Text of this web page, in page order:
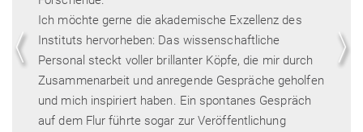
Ich möchte gerne die akademische Exzellenz des
Instituts hervorheben: Das wissenschaftliche
Personal steckt voller brillanter Köpfe, die mir durch
Zusammenarbeit und anregende Gespräche geholfen
und mich inspiriert haben. Ein spontanes Gespräch
auf dem Flur führte sogar zur Veröffentlichung